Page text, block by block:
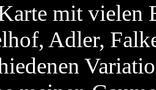
mit vielen
Adler,